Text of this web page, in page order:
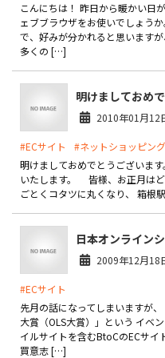
こんにちは！ 昨日から暖かい日
ェブブラウザをお使いでしょう
で、好みが分かれると思います
多くの […]
明けましておめ
2010年01月12
#ECサイト
#ネットショッピング
明けましておめでとうございま
いたします。 皆様、お正月は
ごとくコタツに丸くなり、 箱
日本オンライン
2009年12月18
#ECサイト
先月の話になってしまいますが
大賞（OLS大賞）」という イベ
イルサイトを含むBtoCのECサ
買意志 […]